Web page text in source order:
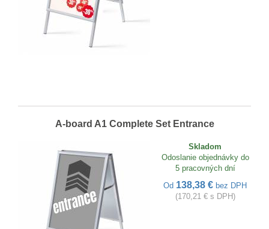
A-board A1 Complete Set Entrance
Skladom
Odoslanie objednávky do
5 pracovných dní
Od 138,38 € bez DPH
(170,21 € s DPH)